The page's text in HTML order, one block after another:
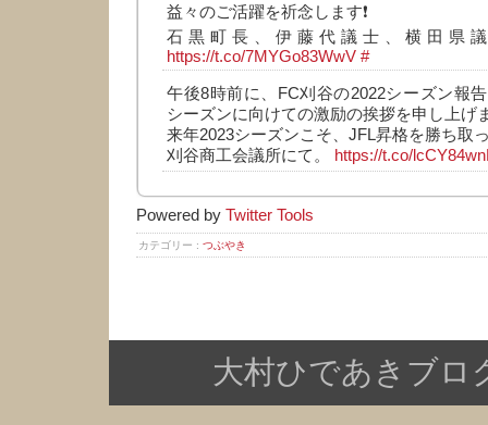
益々のご活躍を祈念します❗
石黒町長、伊藤代議士、横田県
https://t.co/7MYGo83WwV #
午後8時前に、FC刈谷の2022シーズン報
シーズンに向けての激励の挨拶を申し上げ
来年2023シーズンこそ、JFL昇格を勝ち取
刈谷商工会議所にて。
https://t.co/
Powered by Twitter Tools
カテゴリー : つぶやき
大村ひであきブロ